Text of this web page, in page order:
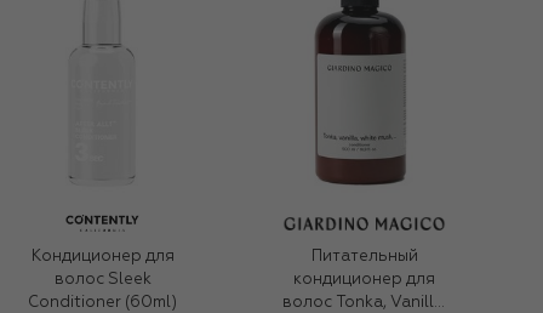
Кондиционер для
волос Sleek
Conditioner (60ml)
Питательный
кондиционер для
волос Tonka, Vanilla,